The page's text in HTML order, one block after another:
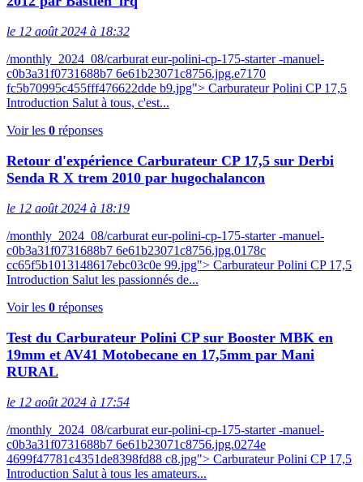
le 12 août 2024 à 18:32
/monthly_2024_08/carburat eur-polini-cp-175-starter -manuel-
c0b3a31f0731688b7 6e61b23071c8756.jpg.e7170
fc5b70995c455fff476622dde b9.jpg"> Carburateur Polini CP 17,5
Introduction Salut à tous, c'est...
Voir les 0 réponses
Retour d'expérience Carburateur CP 17,5 sur Derbi
Senda R X trem 2010 par hugochalancon
le 12 août 2024 à 18:19
/monthly_2024_08/carburat eur-polini-cp-175-starter -manuel-
c0b3a31f0731688b7 6e61b23071c8756.jpg.0178c
cc65f5b1013148617ebc03c0e 99.jpg"> Carburateur Polini CP 17,5
Introduction Salut les passionnés de...
Voir les 0 réponses
Test du Carburateur Polini CP sur Booster MBK en
19mm et AV41 Motobecane en 17,5mm par Mani
RURAL
le 12 août 2024 à 17:54
/monthly_2024_08/carburat eur-polini-cp-175-starter -manuel-
c0b3a31f0731688b7 6e61b23071c8756.jpg.0274e
4699f47781c4351de8398fd88 c8.jpg"> Carburateur Polini CP 17,5
Introduction Salut à tous les amateurs...